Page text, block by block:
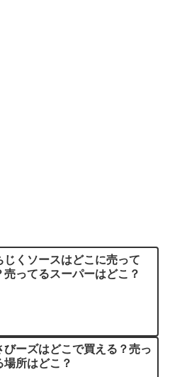
じくソースはどこに売って
売ってるスーパーはどこ？
びーズはどこで買える？売っ
場所はどこ？